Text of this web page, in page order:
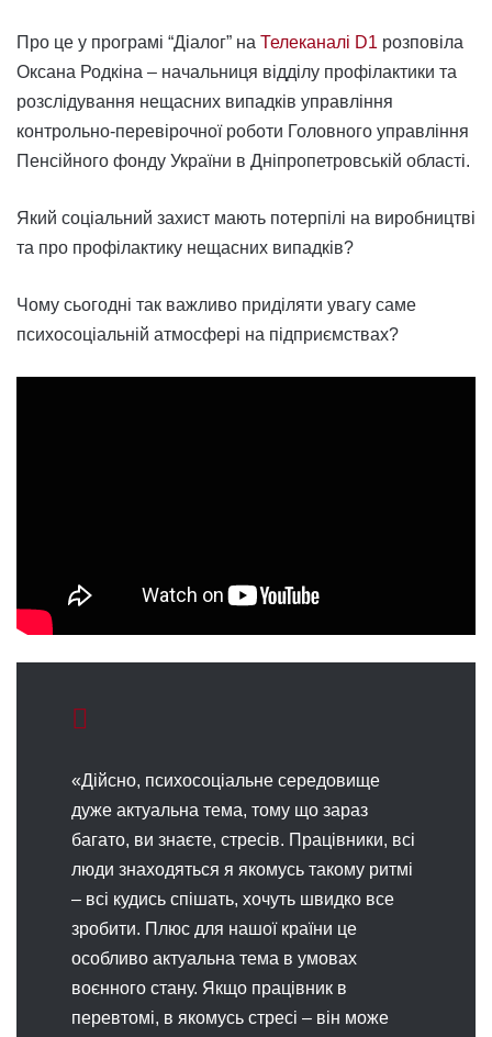
Про це у програмі “Діалог” на Телеканалі D1 розповіла
Оксана Родкіна – начальниця відділу профілактики та
розслідування нещасних випадків управління
контрольно-перевірочної роботи Головного управління
Пенсійного фонду України в Дніпропетровській області.
Який соціальний захист мають потерпілі на виробництві
та про профілактику нещасних випадків?
Чому сьогодні так важливо приділяти увагу саме
психосоціальній атмосфері на підприємствах?
«Дійсно, психосоціальне середовище
дуже актуальна тема, тому що зараз
багато, ви знаєте, стресів. Працівники, всі
люди знаходяться я якомусь такому ритмі
– всі кудись спішать, хочуть швидко все
зробити. Плюс для нашої країни це
особливо актуальна тема в умовах
воєнного стану. Якщо працівник в
перевтомі, в якомусь стресі – він може